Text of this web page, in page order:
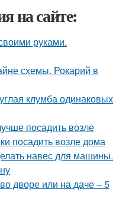
на сайте:
руками.
схемы. Рокарий в
клумба одинаковых
посадить возле
посадить возле дома
навес для машины.
дворе или на даче – 5